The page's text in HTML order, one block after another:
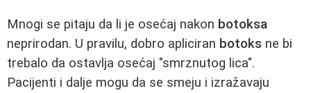
Mnogi se pitaju da li je osećaj nakon botoksa
neprirodan. U pravilu, dobro apliciran botoks ne bi
trebalo da ostavlja osećaj "smrznutog lica".
Pacijenti i dalje mogu da se smeju i izražavaju